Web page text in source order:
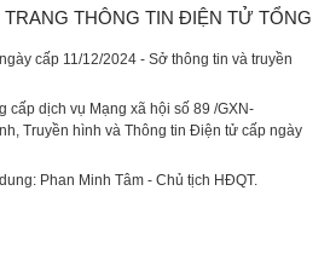
THÔNG TIN ĐIỆN TỬ TỔNG
cấp 11/12/2024 - Sở thông tin và truyền
cấp dịch vụ Mạng xã hội số 89 /GXN-
Truyền hình và Thông tin Điện tử cấp ngày
Phan Minh Tâm - Chủ tịch HĐQT.